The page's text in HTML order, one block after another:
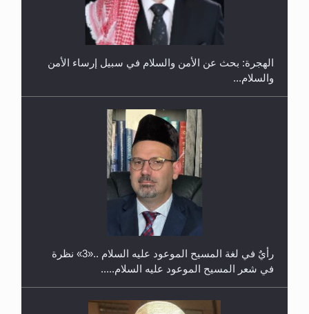
حفل توزيع الشهادات في الجامعة الأحمدية بنيجيريا لعام
الهجرة: بحث عن الأمن والسلام في سبيل إرساء الأمن
والسلام...
رأيٌ في لغة المسيح الموعود عليه السلام ..«3» نظرة
في شعر المسيح الموعود عليه السلام.....